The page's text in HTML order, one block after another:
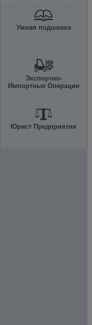
Умная подшивка
Экспортно-
Импортные Операции
Юрист Предприятия